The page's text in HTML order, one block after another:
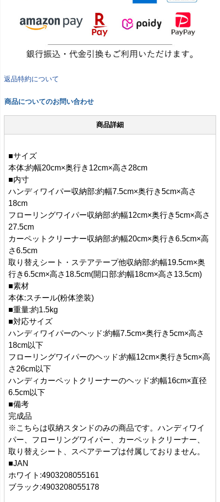
返品特約について
商品についてのお問い合わせ
商品詳細
■サイズ
本体:約幅20cm×奥行き12cm×高さ28cm
■内寸
ハンディワイパー収納部:約幅7.5cm×奥行き5cm×高さ
18cm
フローリングワイパー収納部:約幅12cm×奥行き5cm×高さ
27.5cm
カーペットクリーナー収納部:約幅20cm×奥行き6.5cm×高
さ6.5cm
取り替えシート・ステアテープ他収納部:約幅19.5cm×奥
行き6.5cm×高さ18.5cm(開口部:約幅18cm×高さ13.5cm)
■素材
本体:スチール(粉体塗装)
■重量:約1.5kg
■対応サイズ
ハンディワイパーのヘッド:約幅7.5cm×奥行き5cm×高さ
18cm以下
フローリングワイパーのヘッド:約幅12cm×奥行き5cm×高
さ26cm以下
ハンディカーペットクリーナーのヘッド:約幅16cm×直径
6.5cm以下
■備考
完成品
※こちらは収納スタンドのみの商品です。ハンディワイ
パー、フローリングワイパー、カーペットクリーナー、
取り替えシート、スペアテープは付属しておりません。
■JAN
ホワイト:4903208055161
ブラック:4903208055178